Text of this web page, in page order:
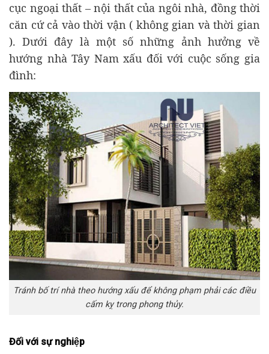
cục ngoại thất – nội thất của ngôi nhà, đồng thời
căn cứ cả vào thời vận ( không gian và thời gian
). Dưới đây là một số những ảnh hưởng về
hướng nhà Tây Nam xấu đối với cuộc sống gia
đình:
Tránh bố trí nhà theo hướng xấu để không phạm phải các điều
cấm kỵ trong phong thủy.
Đối với sự nghiệp